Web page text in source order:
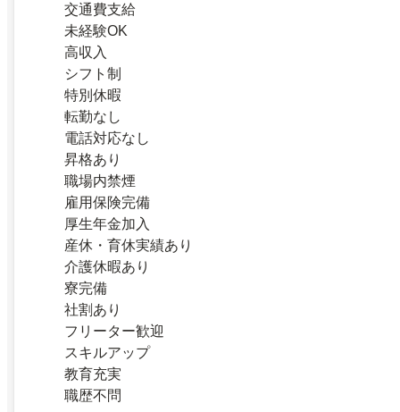
交通費支給
未経験OK
高収入
シフト制
特別休暇
転勤なし
電話対応なし
昇格あり
職場内禁煙
雇用保険完備
厚生年金加入
産休・育休実績あり
介護休暇あり
寮完備
社割あり
フリーター歓迎
スキルアップ
教育充実
職歴不問